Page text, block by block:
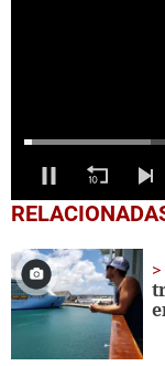
0
seconds
1
minute,
38
seconds